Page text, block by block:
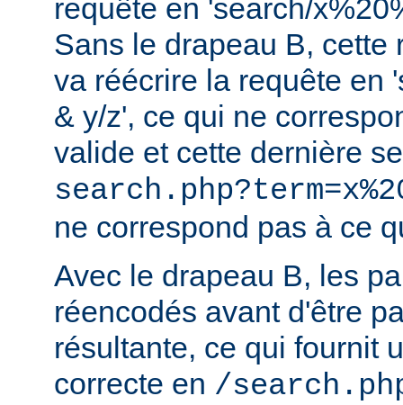
requête en 'search/
Sans le drapeau B, cette
va réécrire la requête en
& y/z', ce qui ne
valide et cette dernière
ne correspond pas à ce
Avec le drapeau B, les
réencodés avant d'être
résultante, ce qui fournit
correcte en /